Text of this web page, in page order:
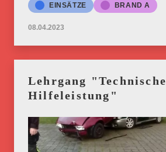
EINSÄTZE BRAND A
08.04.2023
Lehrgang "Technische
Hilfeleistung"